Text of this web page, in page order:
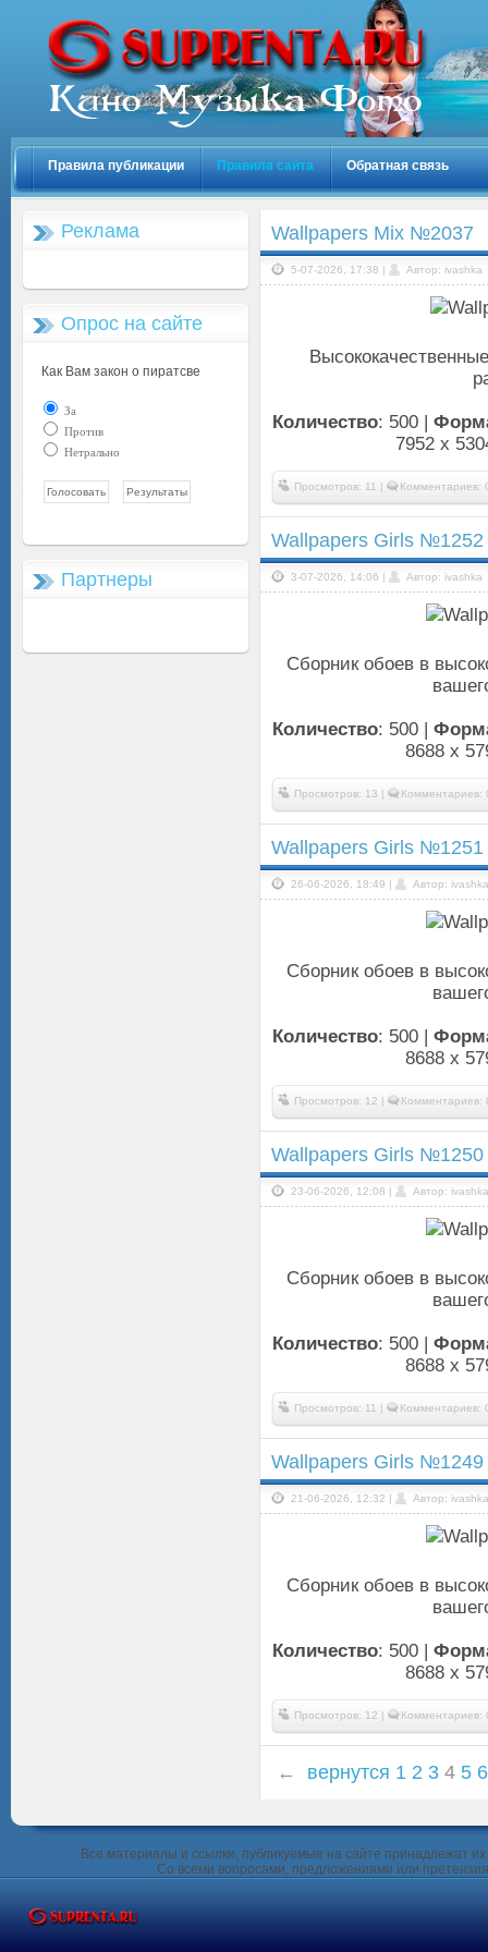
Правила публикации Правила сайта Обратная связь
Реклама
Опрос на сайте
Как Вам закон о пиратсве
За
Против
Нетрально
Партнеры
Wallpapers Mix №2037
5-07-2026, 17:38 | Автор: ivashka
Количество: 500 |
7952 x
Просмотров: 11 | Комментариев:
Wallpapers Girls №1252
3-07-2026, 14:06 | Автор: ivashka
Сборник обоев в
Количество: 500 |
8688 x
Просмотров: 13 | Комментариев:
Wallpapers Girls №1251
26-06-2026, 18:49 | Автор: ivashka
Сборник обоев в
Количество: 500 |
8688 x
Просмотров: 12 | Комментариев:
Wallpapers Girls №1250
23-06-2026, 12:08 | Автор: ivashka
Сборник обоев в
Количество: 500 |
8688 x
Просмотров: 11 | Комментариев:
Wallpapers Girls №1249
21-06-2026, 12:32 | Автор: ivashka
Сборник обоев в
Количество: 500 |
8688 x
Просмотров: 12 | Комментариев:
← вернутся 1 2 3 4 5 6
Все материалы и ссылки, публикуемые на сайте принадлежат
Со всеми вопросами, предложениями или